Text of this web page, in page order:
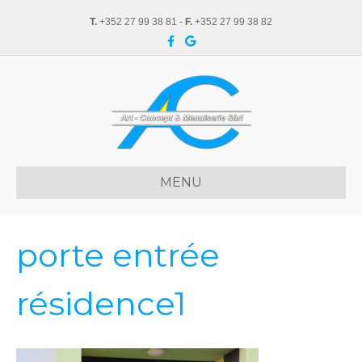
T. +352 27 99 38 81 - F. +352 27 99 38 82
c
o
o
k
G
o
l
e
MENU
porte entrée
résidence1